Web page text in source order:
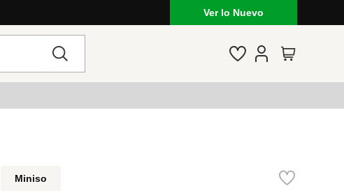
Ver lo Nuevo
Miniso